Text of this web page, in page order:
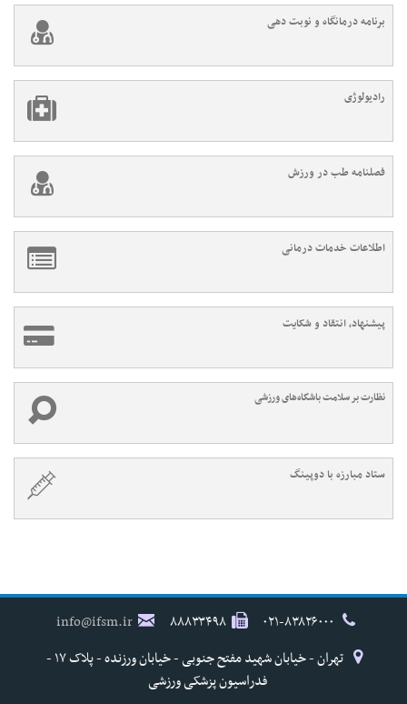
برنامه درمانگاه و نوبت دهی
رادیولوژی
فصلنامه طب در ورزش
اطلاعات خدمات درمانی
پیشنهاد، انتقاد و شکایت
نظارت بر سلامت باشگاه‌های ورزشی
ستاد مبارزه با دوپینگ
۸۸۸۳۳۴۹۸
info@ifsm.ir
تهران - خیابان شهید مفتح جنوبی - خیابان ورزنده - پلاک ۱۷ -
فدراسیون پزشکی ورزشی